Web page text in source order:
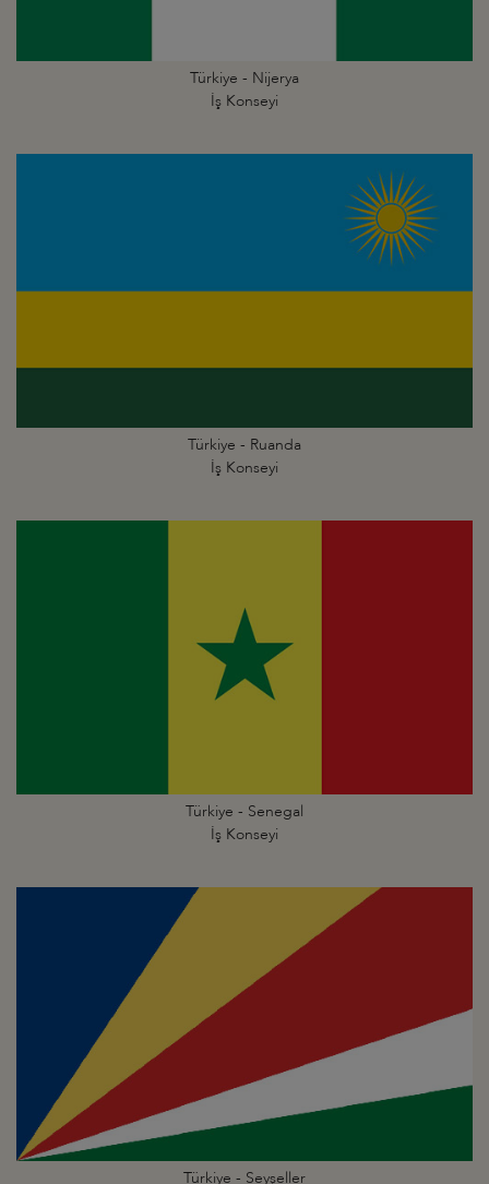
Türkiye - Nijerya
İş Konseyi
Türkiye - Ruanda
İş Konseyi
Türkiye - Senegal
İş Konseyi
Türkiye - Seyşeller